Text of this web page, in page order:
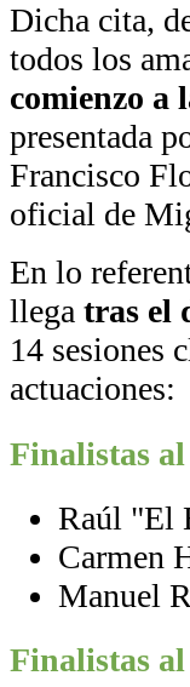
Dicha cita,
todos los
comienzo a
presentada
Francisco
oficial de
En lo
llega tras el
14 sesiones
actuaciones:
Finalistas
Raúl "El
Carmen
Manuel
Finalistas al